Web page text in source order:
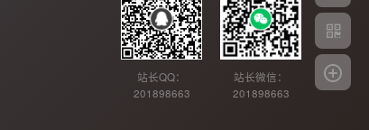
站长QQ：
201898663
站长微信：
201898663